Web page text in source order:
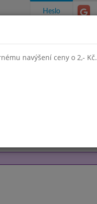
Heslo
navýšení ceny o 2,- Kč.